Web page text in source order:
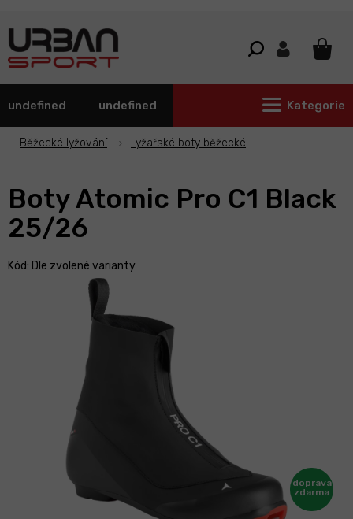
undefined undefined Kategorie
Běžecké lyžování Lyžařské boty běžecké
Boty Atomic Pro C1 Black
25/26
Kód: Dle zvolené varianty